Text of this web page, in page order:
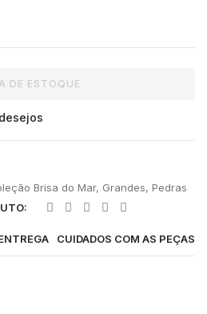
DE ESTOQUE
Brisa do Mar, Grandes, Pedras
CUIDADOS COM AS PEÇAS